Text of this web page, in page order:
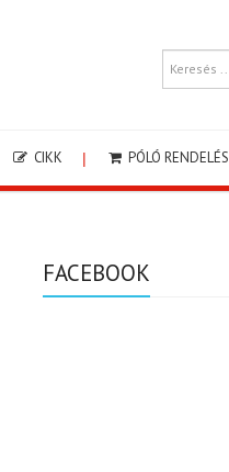
CIKK PÓLÓ RENDELÉS
FACEBOOK